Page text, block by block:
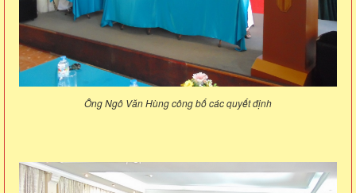
Ông Ngô Văn Hùng công bố các quyết định